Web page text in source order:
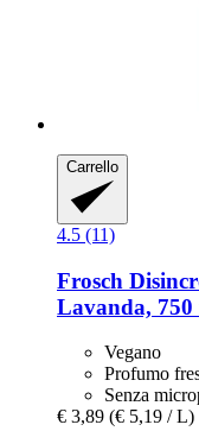
Carrello
4.5 (11)
Frosch
Lavanda, 750
Vegano
Profumo
Senza
€ 3,89 (€ 5,19 / L)